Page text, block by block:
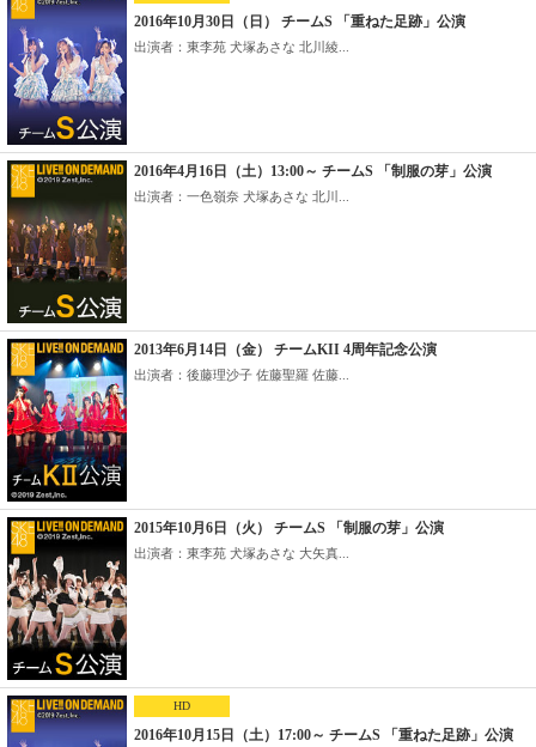
2016年10月30日（日） チームS 「重ねた足跡」公演
出演者：東李苑 犬塚あさな 北川綾...
2016年4月16日（土）13:00～ チームS 「制服の芽」公演
出演者：一色嶺奈 犬塚あさな 北川...
2013年6月14日（金） チームKII 4周年記念公演
出演者：後藤理沙子 佐藤聖羅 佐藤...
2015年10月6日（火） チームS 「制服の芽」公演
出演者：東李苑 犬塚あさな 大矢真...
HD
2016年10月15日（土）17:00～ チームS 「重ねた足跡」公演